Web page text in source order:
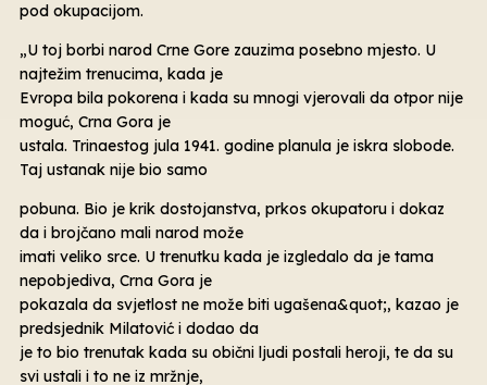
pod okupacijom.
„U toj borbi narod Crne Gore zauzima posebno mjesto. U
najtežim trenucima, kada je
Evropa bila pokorena i kada su mnogi vjerovali da otpor nije
moguć, Crna Gora je
ustala. Trinaestog jula 1941. godine planula je iskra slobode.
Taj ustanak nije bio samo
pobuna. Bio je krik dostojanstva, prkos okupatoru i dokaz
da i brojčano mali narod može
imati veliko srce. U trenutku kada je izgledalo da je tama
nepobjediva, Crna Gora je
pokazala da svjetlost ne može biti ugašena&quot;, kazao je
predsjednik Milatović i dodao da
je to bio trenutak kada su obični ljudi postali heroji, te da su
svi ustali i to ne iz mržnje,